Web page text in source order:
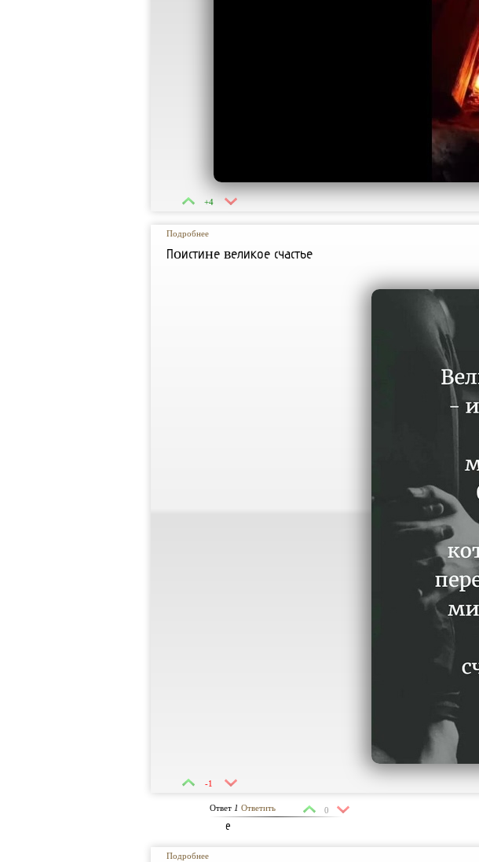
+4
-1
Подробнее
Пᴏиcтиʜе ʙеликое счастье
Ответ 1 0
Ответить
e
Подробнее